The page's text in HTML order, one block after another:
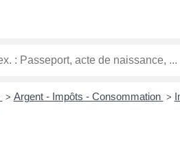
> Argent - Impôts - Consommation >